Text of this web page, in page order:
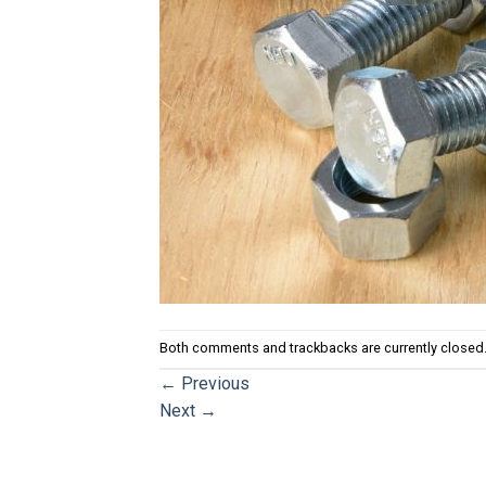
Both comments and trackbacks are currently closed.
← Previous
Next →